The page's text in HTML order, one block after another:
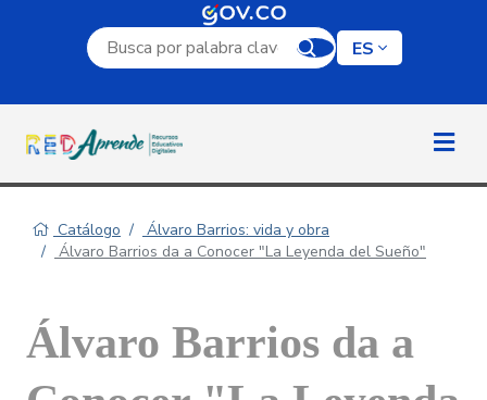
Campo de búsqueda por palabra clave
ES
Catálogo
Álvaro Barrios: vida y obra
Álvaro Barrios da a Conocer "La Leyenda del Sueño"
Álvaro Barrios da a